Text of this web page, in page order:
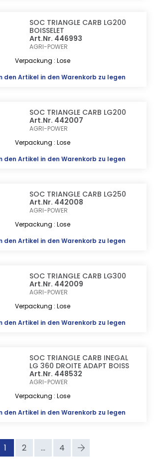
SOC TRIANGLE CARB LG200
BOISSELET
Art.Nr. 446993
AGRI-POWER
Verpackung : Lose
den Artikel in den Warenkorb zu legen
SOC TRIANGLE CARB LG200
Art.Nr. 442007
AGRI-POWER
Verpackung : Lose
den Artikel in den Warenkorb zu legen
SOC TRIANGLE CARB LG250
Art.Nr. 442008
AGRI-POWER
Verpackung : Lose
den Artikel in den Warenkorb zu legen
SOC TRIANGLE CARB LG300
Art.Nr. 442009
AGRI-POWER
Verpackung : Lose
den Artikel in den Warenkorb zu legen
SOC TRIANGLE CARB INEGAL
LG 360 DROITE ADAPT BOISS
Art.Nr. 448532
AGRI-POWER
Verpackung : Lose
den Artikel in den Warenkorb zu legen
1 2 ... 4